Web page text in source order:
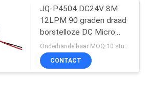
JQ-P4504 DC24V 8M
12LPM 90 graden draad
borstelloze DC Micro
Circulatie Waterpomp
Voor water automaten
Onderhandelbaar MOQ:10 stuks (monster beschikbaar)
CONTACT